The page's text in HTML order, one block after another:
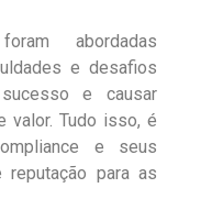
abordadas
e desafios
e causar
valor. Tudo isso, é
e seus
para as